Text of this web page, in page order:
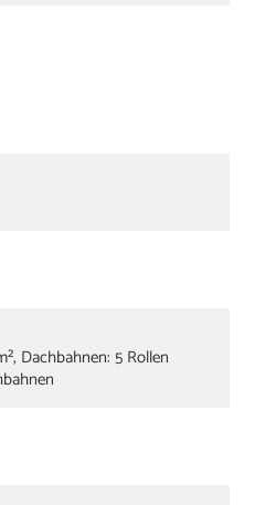
Dachbahnen: 5 Rollen